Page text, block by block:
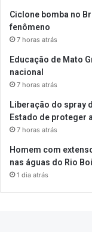
Ciclone bomba no
fenômeno
7 horas atrás
Educação de Mato
nacional
7 horas atrás
Liberação do spray
Estado de proteger
7 horas atrás
Homem com
nas águas do Rio
1 dia atrás